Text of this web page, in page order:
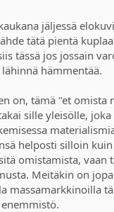
jäljessä
tätä pientä
tässä jos jossain
hämmentää.
on, tämä "et omista
sille yleisölle, joka
helposti silloin
omistamista, vaan
Meitäkin on
massamarkkinoilla